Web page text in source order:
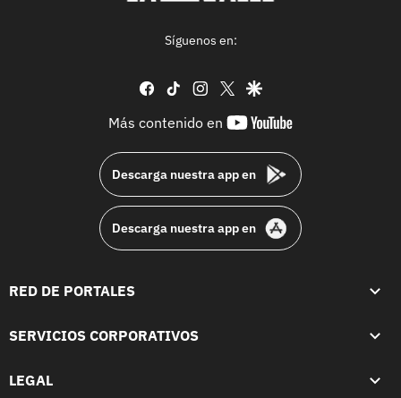
Síguenos en:
facebook
tiktok instagram
twittergoogle
Más contenido en
youtube-
Descarga nuestra app en
Descarga nuestra app en
RED DE PORTALES
SERVICIOS CORPORATIVOS
LEGAL